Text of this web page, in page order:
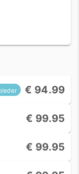
€ 94.99
€ 99.95
€ 99.95